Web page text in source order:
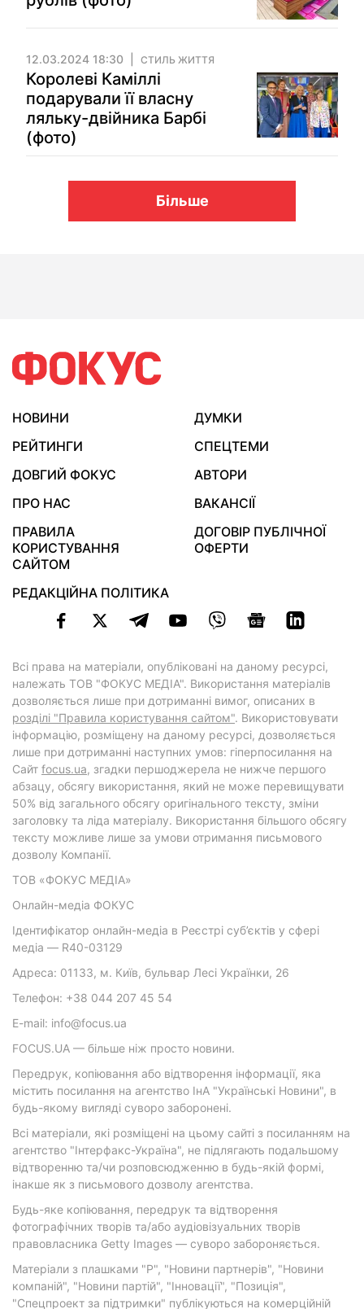
12.03.2024 18:30 СТИЛЬ ЖИТТЯ
Королеві Каміллі
подарували її власну
ляльку-двійника Барбі
(фото)
Більше
НОВИНИ
ДУМКИ
РЕЙТИНГИ
СПЕЦТЕМИ
ДОВГИЙ ФОКУС
АВТОРИ
ПРО НАС
ВАКАНСІЇ
ПРАВИЛА
КОРИСТУВАННЯ
САЙТОМ
ДОГОВІР ПУБЛІЧНОЇ
ОФЕРТИ
РЕДАКЦІЙНА ПОЛІТИКА
Всі права на матеріали, опубліковані на даному ресурсі,
належать ТОВ "ФОКУС МЕДІА". Використання матеріалів
дозволяється лише при дотриманні вимог, описаних в
розділі "Правила користування сайтом". Використовувати
інформацію, розміщену на даному ресурсі, дозволяється
лише при дотриманні наступних умов: гіперпосилання на
Cайт focus.ua, згадки першоджерела не нижче першого
абзацу, обсягу використання, який не може перевищувати
50% від загального обсягу оригінального тексту, зміни
заголовку та ліда матеріалу. Використання більшого обсягу
тексту можливе лише за умови отримання письмового
дозволу Компанії.
ТОВ «ФОКУС МЕДІА»
Онлайн-медіа ФОКУС
Ідентифікатор онлайн-медіа в Реєстрі суб’єктів у сфері
медіа — R40-03129
Адреса: 01133, м. Київ, бульвар Лесі Українки, 26
Телефон: +38 044 207 45 54
E-mail: info@focus.ua
FOCUS.UA — більше ніж просто новини.
Передрук, копіювання або відтворення інформації, яка
містить посилання на агентство ІнА "Українські Новини", в
будь-якому вигляді суворо заборонені.
Всі матеріали, які розміщені на цьому сайті з посиланням на
агентство "Інтерфакс-Україна", не підлягають подальшому
відтворенню та/чи розповсюдженню в будь-якій формі,
інакше як з письмового дозволу агентства.
Будь-яке копіювання, передрук та відтворення
фотографічних творів та/або аудіовізуальних творів
правовласника Getty Images — суворо забороняється.
Матеріали з плашками "Р", "Новини партнерів", "Новини
компаній", "Новини партій", "Інновації", "Позиція",
"Спецпроект за підтримки" публікуються на комерційній